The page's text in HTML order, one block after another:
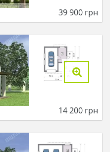
39 900 грн
14 200 грн